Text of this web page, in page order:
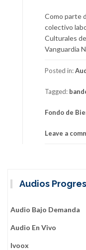
Como parte
colectivo
Culturales
Vanguardia
Posted in:
Tagged:
Fondo de
Leave a
Audios
Audio Bajo Demanda
Audio En Vivo
Ivoox